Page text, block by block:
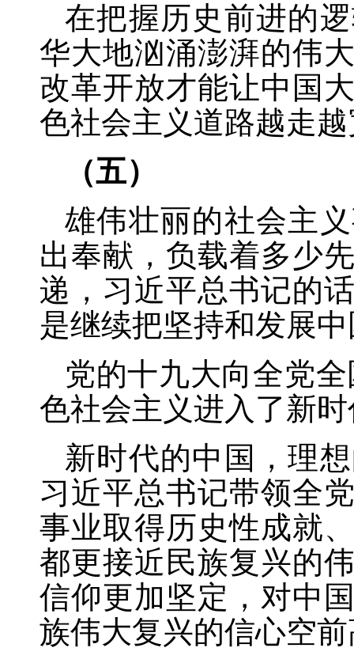
在把握历史前进的
华大地汹涌澎湃的伟
改革开放才能让中国
色社会主义道路越走
（五）
雄伟壮丽的社会主
出奉献，负载着多少
递，习近平总书记的
是继续把坚持和发展
党的十九大向全党
色社会主义进入了新
新时代的中国，理
习近平总书记带领全
事业取得历史性成就
都更接近民族复兴的
信仰更加坚定，对中
族伟大复兴的信心空